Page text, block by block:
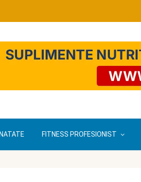
FITNESS PROFESIONIST